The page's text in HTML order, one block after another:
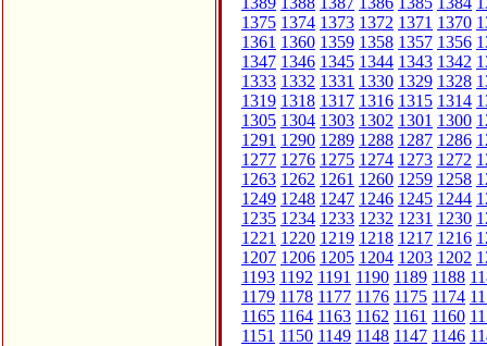
1375 1374 1373 1372 1371 1370
1361 1360 1359 1358 1357 1356
1347 1346 1345 1344 1343 1342
1333 1332 1331 1330 1329 1328
1319 1318 1317 1316 1315 1314
1305 1304 1303 1302 1301 1300
1291 1290 1289 1288 1287 1286
1277 1276 1275 1274 1273 1272
1263 1262 1261 1260 1259 1258
1249 1248 1247 1246 1245 1244
1235 1234 1233 1232 1231 1230
1221 1220 1219 1218 1217 1216
1207 1206 1205 1204 1203 1202
1193 1192 1191 1190 1189 1188
1179 1178 1177 1176 1175 1174
1165 1164 1163 1162 1161 1160
1151 1150 1149 1148 1147 1146